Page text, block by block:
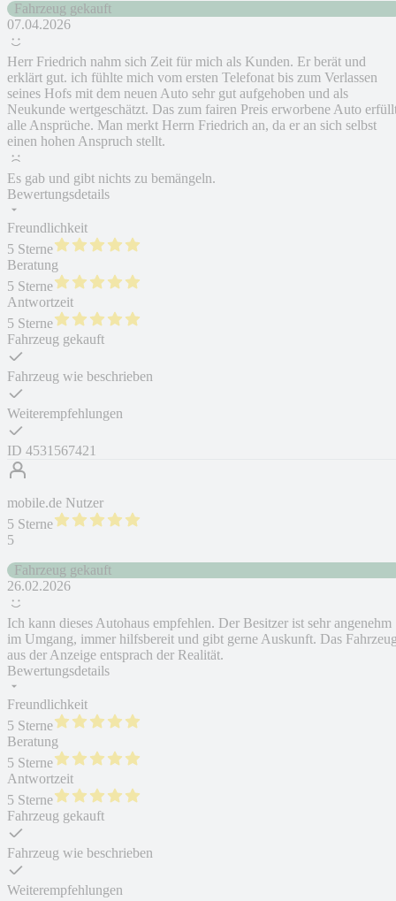
Fahrzeug gekauft
07.04.2026
Herr Friedrich nahm sich Zeit für mich als Kunden. Er berät und
erklärt gut. ich fühlte mich vom ersten Telefonat bis zum Verlassen
seines Hofs mit dem neuen Auto sehr gut aufgehoben und als
Neukunde wertgeschätzt. Das zum fairen Preis erworbene Auto
alle Ansprüche. Man merkt Herrn Friedrich an, da er an sich selbst
einen hohen Anspruch stellt.
Es gab und gibt nichts zu bemängeln.
Bewertungsdetails
Freundlichkeit
5 Sterne
Beratung
5 Sterne
Antwortzeit
5 Sterne
Fahrzeug gekauft
Fahrzeug wie beschrieben
Weiterempfehlungen
ID 4531567421
mobile.de Nutzer
5 Sterne
5
Fahrzeug gekauft
26.02.2026
Ich kann dieses Autohaus empfehlen. Der Besitzer ist sehr angenehm
im Umgang, immer hilfsbereit und gibt gerne Auskunft. Das
aus der Anzeige entsprach der Realität.
Bewertungsdetails
Freundlichkeit
5 Sterne
Beratung
5 Sterne
Antwortzeit
5 Sterne
Fahrzeug gekauft
Fahrzeug wie beschrieben
Weiterempfehlungen